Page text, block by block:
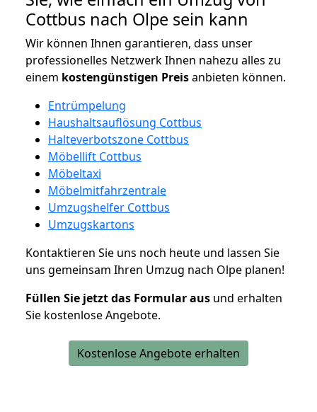
Cottbus nach Olpe sein kann
Wir können Ihnen garantieren, dass unser
professionelles Netzwerk Ihnen nahezu alles zu
einem kostengünstigen Preisanbieten können.
Entrümpelung
Haushaltsauflösung Cottbus
Halteverbotszone Cottbus
Möbellift Cottbus
Möbeltaxi
Möbelmitfahrzentrale
Umzugshelfer Cottbus
Umzugskartons
Kontaktieren Sie uns noch heute und lassen Sie
uns gemeinsam Ihren Umzug nach Olpe planen!
Füllen Sie jetzt das Formular aus und erhalten
Sie kostenlose Angebote.
Kostenlose Angebote erhalten